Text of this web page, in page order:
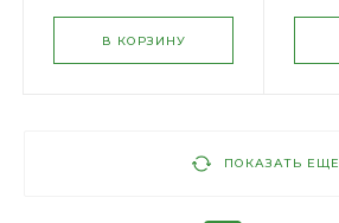
В КОРЗИНУ
ПОКАЗАТЬ ЕЩЕ